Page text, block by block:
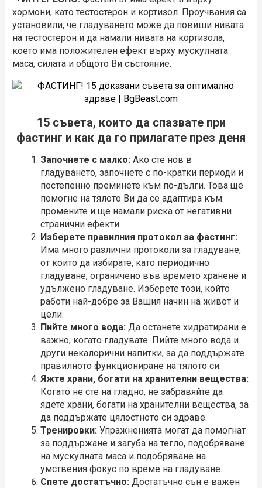
хормони, като тестостерон и кортизол. Проучвания са
установили, че гладуването може да повиши нивата
на тестостерон и да намали нивата на кортизола,
което има положителен ефект върху мускулната
маса, силата и общото Ви състояние.
15 съвета, които да спазвате при
фастинг и как да го прилагате през деня
Започнете с малко: Ако сте нов в
гладуването, започнете с по-кратки периоди и
постепенно преминете към по-дълги. Това ще
помогне на тялото Ви да се адаптира към
промените и ще намали риска от негативни
странични ефекти.
Изберете правилния протокол за фастинг:
Има много различни протоколи за гладуване,
от които да избирате, като периодично
гладуване, ограничено във времето хранене и
удължено гладуване. Изберете този, който
работи най-добре за Вашия начин на живот и
цели.
Пийте много вода: Да останете хидратирани е
важно, когато гладувате. Пийте много вода и
други некалорични напитки, за да поддържате
правилното функциониране на тялото си.
Яжте храни, богати на хранителни вещества:
Когато не сте на гладно, не забравяйте да
ядете храни, богати на хранителни вещества, за
да поддържате цялостното си здраве.
Тренировки: Упражненията могат да помогнат
за поддържане и загуба на тегло, подобряване
на мускулната маса и подобряване на
умствения фокус по време на гладуване.
Спете достатъчно: Достатъчно сън е важен